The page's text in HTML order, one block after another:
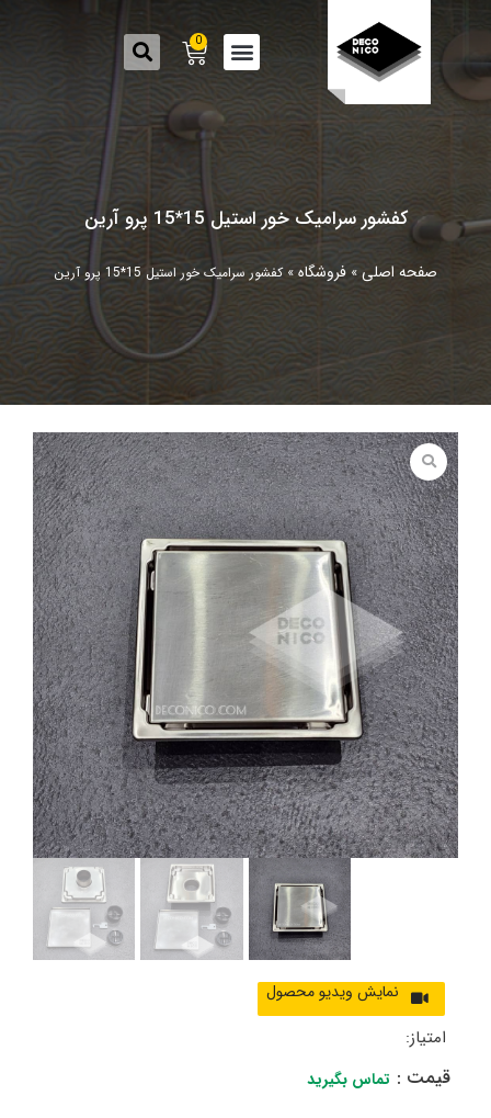
0
کفشور سرامیک خور استیل 15*15 پرو آرین
صفحه اصلی » فروشگاه »کفشور سرامیک خور استیل 15*15 پرو آرین
امتیاز:
قیمت : تماس بگیرید